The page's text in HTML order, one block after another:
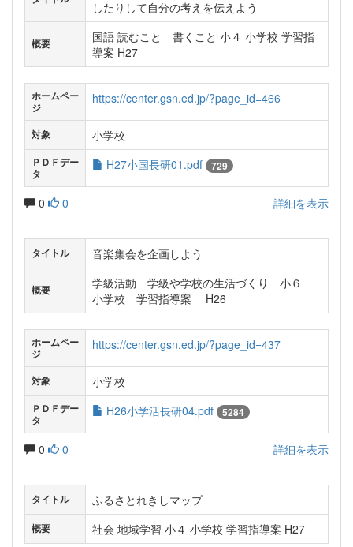
したりして自分の考えを伝えよう
概要
国語 読むこと 書くこと 小４ 小学校 学習指
導案 H27
ホームペー
ジ
https://center.gsn.ed.jp/?page_id=466
対象 小学校
ＰＤＦデー
タ
H27小国長研01.pdf 729
0 0 詳細を表示
タイトル 音楽集会を企画しよう
概要
学級活動 学級や学校の生活づくり 小６
小学校 学習指導案 H26
ホームペー
ジ
https://center.gsn.ed.jp/?page_id=437
対象 小学校
ＰＤＦデー
タ
H26小学活長研04.pdf 5284
0 0 詳細を表示
タイトル ふるさとれきしマップ
概要 社会 地域学習 小４ 小学校 学習指導案 H27